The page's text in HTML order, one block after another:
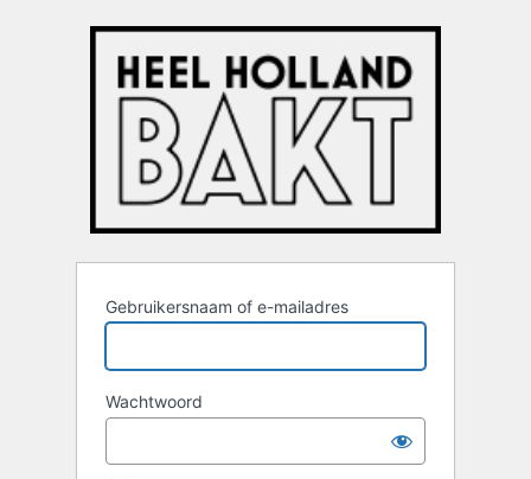
Gebruikersnaam of e-mailadres
Wachtwoord